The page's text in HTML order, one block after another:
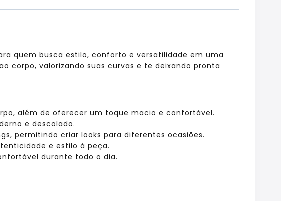
quem busca estilo, conforto e versatilidade em uma
corpo, valorizando suas curvas e te deixando pronta
além de oferecer um toque macio e confortável.
e descolado.
permitindo criar looks para diferentes ocasiões.
e estilo à peça.
durante todo o dia.